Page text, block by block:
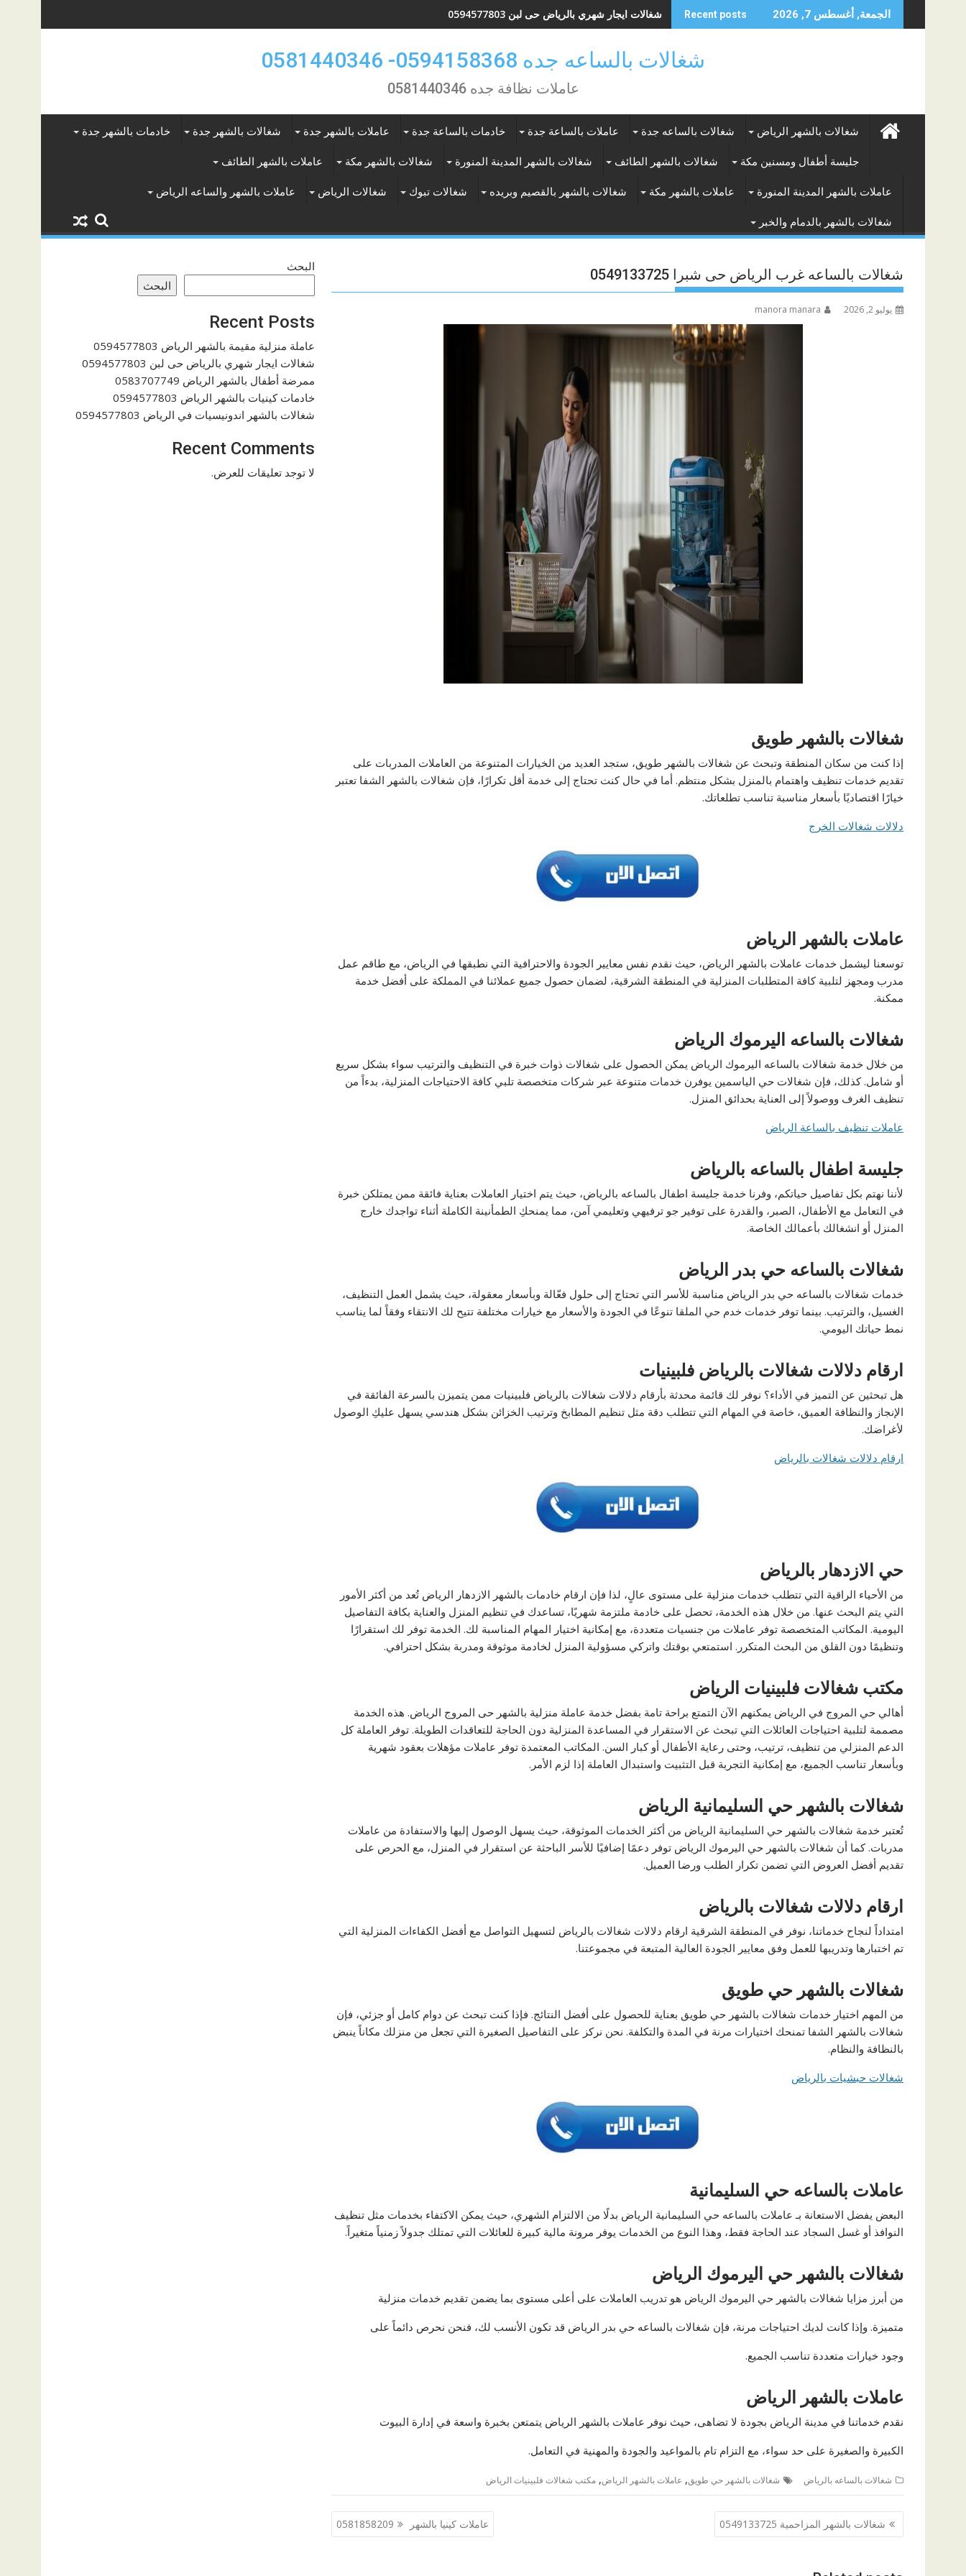
to
الجمعة, أغسطس 7, 2026 Recent posts شغالات ايجار شهري بالرياض حى لبن 0594577803
شغالات بالساعه جده 0594158368- 0581440346
عاملات نظافة جده 0581440346
شغالات بالشهر الرياض شغالات بالساعه جدة عاملات بالساعة جدة خادمات بالساعة جدة عاملات بالشهر جدة شغالات بالشهر جدة خادمات بالشهر جدة
جليسة أطفال ومسنين مكة شغالات بالشهر الطائف شغالات بالشهر المدينة المنورة شغالات بالشهر مكة عاملات بالشهر الطائف
عاملات بالشهر المدينة المنورة عاملات بالشهر مكة شغالات بالشهر بالقصيم وبريده شغالات تبوك شغالات الرياض عاملات بالشهر والساعه الرياض
شغالات بالشهر بالدمام والخبر
شغالات بالساعه غرب الرياض حى شبرا 0549133725
يوليو 2, 2026 manora manara
شغالات بالشهر طويق
إذا كنت من سكان المنطقة وتبحث عن شغالات بالشهر طويق، ستجد العديد من الخيارات المتنوعة من العاملات المدربات على
تقديم خدمات تنظيف واهتمام بالمنزل بشكل منتظم. أما في حال كنت تحتاج إلى خدمة أقل تكرارًا، فإن شغالات بالشهر الشفا تعتبر
خيارًا اقتصاديًا بأسعار مناسبة تناسب تطلعاتك.
دلالات شغالات الخرج
عاملات بالشهر الرياض
توسعنا ليشمل خدمات عاملات بالشهر الرياض، حيث نقدم نفس معايير الجودة والاحترافية التي نطبقها في الرياض، مع طاقم عمل
مدرب ومجهز لتلبية كافة المتطلبات المنزلية في المنطقة الشرقية، لضمان حصول جميع عملائنا في المملكة على أفضل خدمة
ممكنة.
شغالات بالساعه اليرموك الرياض
من خلال خدمة شغالات بالساعه اليرموك الرياض يمكن الحصول على شغالات ذوات خبرة في التنظيف والترتيب سواء بشكل سريع
أو شامل. كذلك، فإن شغالات حي الياسمين يوفرن خدمات متنوعة عبر شركات متخصصة تلبي كافة الاحتياجات المنزلية، بدءاً من
تنظيف الغرف ووصولاً إلى العناية بحدائق المنزل.
عاملات تنظيف بالساعة الرياض
جليسة اطفال بالساعه بالرياض
لأننا نهتم بكل تفاصيل حياتكم، وفرنا خدمة جليسة اطفال بالساعه بالرياض، حيث يتم اختيار العاملات بعناية فائقة ممن يمتلكن خبرة
في التعامل مع الأطفال، الصبر، والقدرة على توفير جو ترفيهي وتعليمي آمن، مما يمنحكِ الطمأنينة الكاملة أثناء تواجدك خارج
المنزل أو انشغالك بأعمالك الخاصة.
شغالات بالساعه حي بدر الرياض
خدمات شغالات بالساعه حي بدر الرياض مناسبة للأسر التي تحتاج إلى حلول فعّالة وبأسعار معقولة، حيث يشمل العمل التنظيف،
الغسيل، والترتيب. بينما توفر خدمات خدم حي الملقا تنوعًا في الجودة والأسعار مع خيارات مختلفة تتيح لك الانتقاء وفقاً لما يناسب
نمط حياتك اليومي.
ارقام دلالات شغالات بالرياض فلبينيات
هل تبحثين عن التميز في الأداء؟ نوفر لك قائمة محدثة بأرقام دلالات شغالات بالرياض فلبينيات ممن يتميزن بالسرعة الفائقة في
الإنجاز والنظافة العميق، خاصة في المهام التي تتطلب دقة مثل تنظيم المطابخ وترتيب الخزائن بشكل هندسي يسهل عليكِ الوصول
لأغراضك.
ارقام دلالات شغالات بالرياض
حي الازدهار بالرياض
من الأحياء الراقية التي تتطلب خدمات منزلية على مستوى عالٍ، لذا فإن ارقام خادمات بالشهر الازدهار الرياض تُعد من أكثر الأمور
التي يتم البحث عنها. من خلال هذه الخدمة، تحصل على خادمة ملتزمة شهريًا، تساعدك في تنظيم المنزل والعناية بكافة التفاصيل
اليومية. المكاتب المتخصصة توفر عاملات من جنسيات متعددة، مع إمكانية اختيار المهام المناسبة لك. الخدمة توفر لك استقرارًا
وتنظيمًا دون القلق من البحث المتكرر. استمتعي بوقتك واتركي مسؤولية المنزل لخادمة موثوقة ومدربة بشكل احترافي.
مكتب شغالات فلبينيات الرياض
أهالي حي المروج في الرياض يمكنهم الآن التمتع براحة تامة بفضل خدمة عاملة منزلية بالشهر حى المروج الرياض. هذه الخدمة
مصممة لتلبية احتياجات العائلات التي تبحث عن الاستقرار في المساعدة المنزلية دون الحاجة للتعاقدات الطويلة. توفر العاملة كل
الدعم المنزلي من تنظيف، ترتيب، وحتى رعاية الأطفال أو كبار السن. المكاتب المعتمدة توفر عاملات مؤهلات بعقود شهرية
وبأسعار تناسب الجميع، مع إمكانية التجربة قبل التثبيت واستبدال العاملة إذا لزم الأمر.
شغالات بالشهر حي السليمانية الرياض
تُعتبر خدمة شغالات بالشهر حي السليمانية الرياض من أكثر الخدمات الموثوقة، حيث يسهل الوصول إليها والاستفادة من عاملات
مدربات. كما أن شغالات بالشهر حي اليرموك الرياض توفر دعمًا إضافيًا للأسر الباحثة عن استقرار في المنزل، مع الحرص على
تقديم أفضل العروض التي تضمن تكرار الطلب ورضا العميل.
ارقام دلالات شغالات بالرياض
امتداداً لنجاح خدماتنا، نوفر في المنطقة الشرقية ارقام دلالات شغالات بالرياض لتسهيل التواصل مع أفضل الكفاءات المنزلية التي
تم اختبارها وتدريبها للعمل وفق معايير الجودة العالية المتبعة في مجموعتنا.
شغالات بالشهر حي طويق
من المهم اختيار خدمات شغالات بالشهر حي طويق بعناية للحصول على أفضل النتائج. فإذا كنت تبحث عن دوام كامل أو جزئي، فإن
شغالات بالشهر الشفا تمنحك اختيارات مرنة في المدة والتكلفة. نحن نركز على التفاصيل الصغيرة التي تجعل من منزلك مكاناً ينبض
بالنظافة والنظام.
شغالات حبشيات بالرياض
عاملات بالساعه حي السليمانية
البعض يفضل الاستعانة بـ عاملات بالساعه حي السليمانية الرياض بدلًا من الالتزام الشهري، حيث يمكن الاكتفاء بخدمات مثل تنظيف
النوافذ أو غسل السجاد عند الحاجة فقط، وهذا النوع من الخدمات يوفر مرونة مالية كبيرة للعائلات التي تمتلك جدولاً زمنياً متغيراً.
شغالات بالشهر حي اليرموك الرياض
من أبرز مزايا شغالات بالشهر حي اليرموك الرياض هو تدريب العاملات على أعلى مستوى بما يضمن تقديم خدمات منزلية
متميزة. وإذا كانت لديك احتياجات مرنة، فإن شغالات بالساعه حي بدر الرياض قد تكون الأنسب لك، فنحن نحرص دائماً على
وجود خيارات متعددة تناسب الجميع.
عاملات بالشهر الرياض
نقدم خدماتنا في مدينة الرياض بجودة لا تضاهى، حيث نوفر عاملات بالشهر الرياض يتمتعن بخبرة واسعة في إدارة البيوت
الكبيرة والصغيرة على حد سواء، مع التزام تام بالمواعيد والجودة والمهنية في التعامل.
شغالات بالساعه بالرياض شغالات بالشهر حي طويق, عاملات بالشهر الرياض, مكتب شغالات فلبينيات الرياض
تصفّح
المقالات
شغالات بالشهر المزاحمية 0549133725 عاملات كينيا بالشهر 0581858209
البحث
البحث
Recent Posts
عاملة منزلية مقيمة بالشهر الرياض 0594577803
شغالات ايجار شهري بالرياض حى لبن 0594577803
ممرضة أطفال بالشهر الرياض 0583707749
خادمات كينيات بالشهر الرياض 0594577803
شغالات بالشهر اندونيسيات في الرياض 0594577803
Recent Comments
لا توجد تعليقات للعرض.